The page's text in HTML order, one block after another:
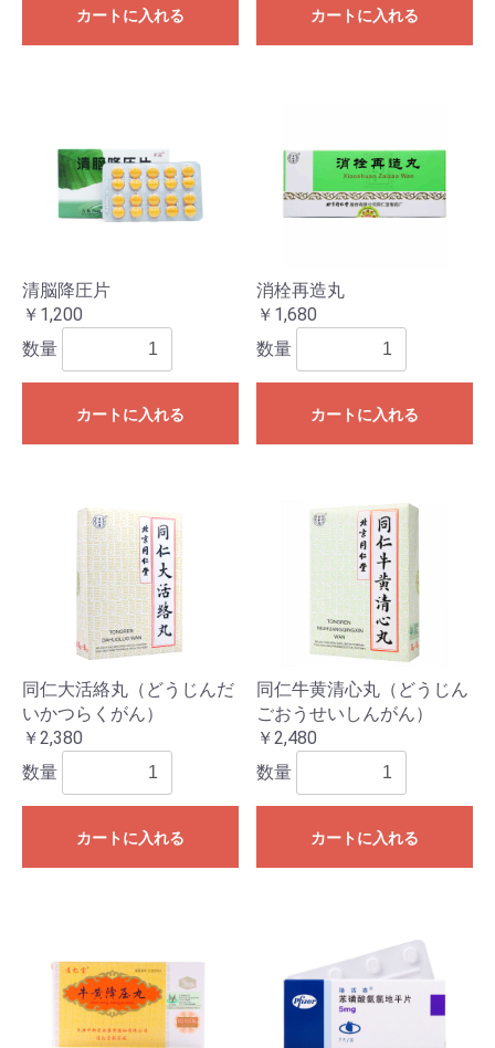
カートに入れる カートに入れる
清脳降圧片
￥1,200
数量
カートに入れる
消栓再造丸
￥1,680
数量
カートに入れる
同仁大活絡丸（どうじんだ
いかつらくがん）
￥2,380
数量
カートに入れる
同仁牛黄清心丸（どうじん
ごおうせいしんがん）
￥2,480
数量
カートに入れる